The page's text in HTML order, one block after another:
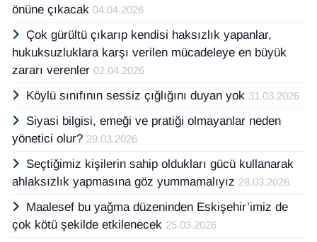
önüne çıkacak 04.04.2026
Çok gürültü çıkarıp kendisi haksızlık yapanlar,
hukuksuzluklara karşı verilen mücadeleye en büyük
zararı verenler 02.04.2026
Köylü sınıfının sessiz çığlığını duyan yok 31.03.2026
Siyasi bilgisi, emeği ve pratiği olmayanlar neden
yönetici olur? 29.03.2026
Seçtiğimiz kişilerin sahip oldukları gücü kullanarak
ahlaksızlık yapmasına göz yummamalıyız 28.03.2026
Maalesef bu yağma düzeninden Eskişehir’imiz de
çok kötü şekilde etkilenecek 25.03.2026